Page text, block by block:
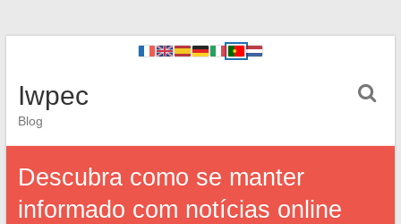
Iwpec
Blog
Descubra como se manter
informado com notícias online